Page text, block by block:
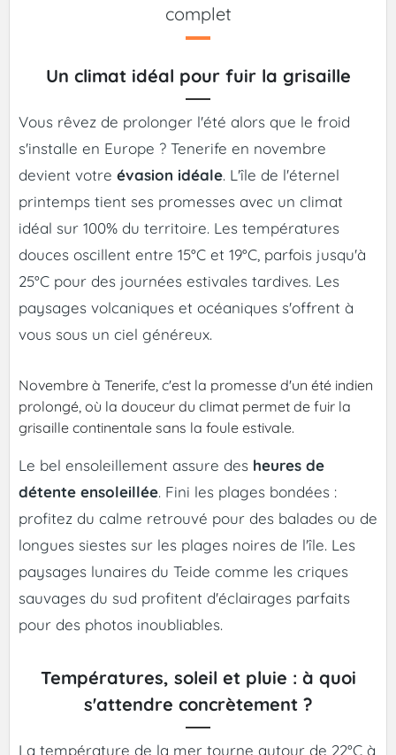
complet
Un climat idéal pour fuir la grisaille
Vous rêvez de prolonger l'été alors que le froid
s'installe en Europe ? Tenerife en novembre
devient votre évasion idéale. L'île de l'éternel
printemps tient ses promesses avec un climat
idéal sur 100% du territoire. Les températures
douces oscillent entre 15°C et 19°C, parfois jusqu'à
25°C pour des journées estivales tardives. Les
paysages volcaniques et océaniques s'offrent à
vous sous un ciel généreux.
Novembre à Tenerife, c'est la promesse d'un été indien
prolongé, où la douceur du climat permet de fuir la
grisaille continentale sans la foule estivale.
Le bel ensoleillement assure des heures de
détente ensoleillée. Fini les plages bondées :
profitez du calme retrouvé pour des balades ou de
longues siestes sur les plages noires de l'île. Les
paysages lunaires du Teide comme les criques
sauvages du sud profitent d'éclairages parfaits
pour des photos inoubliables.
Températures, soleil et pluie : à quoi
s'attendre concrètement ?
La température de la mer tourne autour de 22°C à